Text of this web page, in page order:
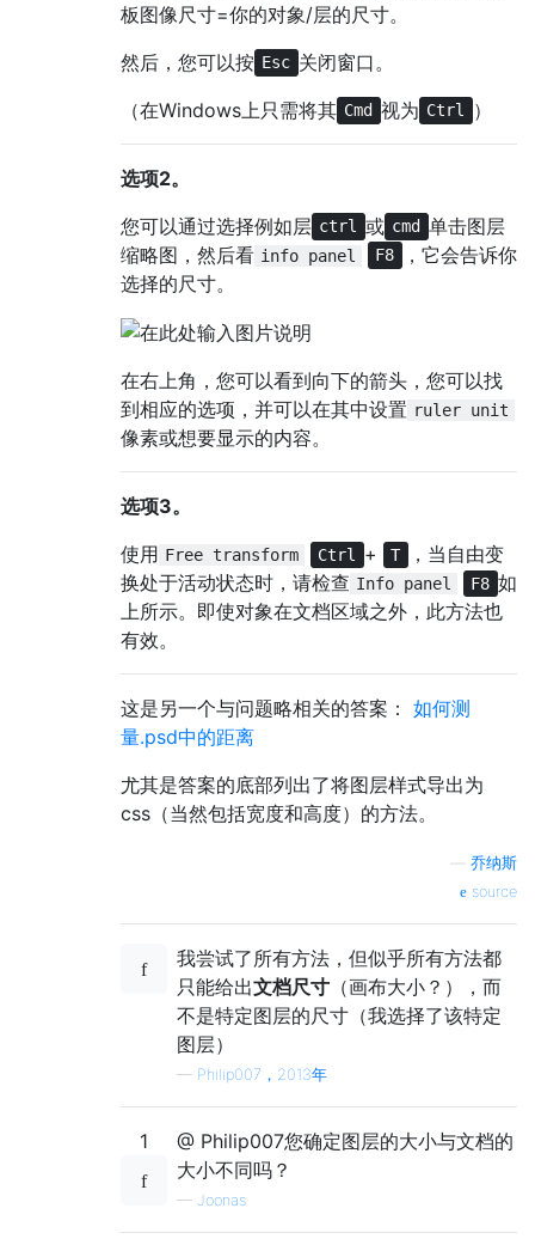
板图像尺寸=你的对象/层的尺寸。
然后，您可以按 Esc 关闭窗口。
（在Windows上只需将其 Cmd 视为 Ctrl ）
选项2。
您可以通过选择例如层 ctrl 或 cmd 单击图层
缩略图，然后看 info panel F8
，它会告诉你
选择的尺寸。
在右上角，您可以看到向下的箭头，您可以找
到相应的选项，并可以在其中设置 ruler unit
像素或想要显示的内容。
选项3。
使用 Free transform Ctrl + T
，当自由变
换处于活动状态时，请检查 Info panel F8 如
上所示。即使对象在文档区域之外，此方法也
有效。
这是另一个与问题略相关的答案： 如何测
量.psd中的距离
尤其是答案的底部列出了将图层样式导出为
css（当然包括宽度和高度）的方法。
乔纳斯
source
我尝试了所有方法，但似乎所有方法都
只能给出文档尺寸 （画布大小？），而
不是特定图层的尺寸（我选择了该特定
图层）
— Philip007，2013年
1
@ Philip007您确定图层的大小与文档的
大小不同吗？
— Joonas